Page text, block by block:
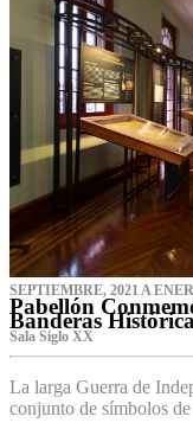
SEPTIEMBRE, 2021 A
Pabellón
Banderas
Sala Siglo XX
La larga Guerra de
conjunto de símbolos